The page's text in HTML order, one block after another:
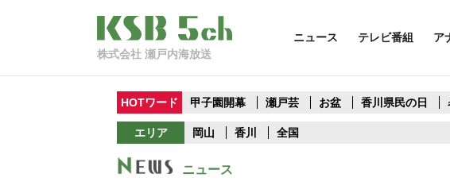
株式会社 瀬戸内海放送
ニュース テレビ番組 ア
HOTワード 甲子園開幕 瀬戸芸 お盆 香川県民の日
エリア 岡山 香川 全国
ニュース